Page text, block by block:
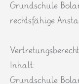
Grundschule
rechtsfähige
Inhalt:
Grundschule